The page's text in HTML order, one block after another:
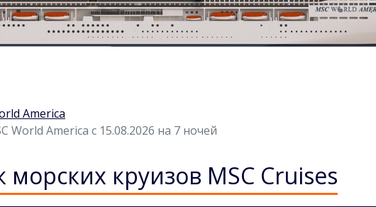
America
World America с 15.08.2026 на 7 ночей
морских круизов MSC Cruises